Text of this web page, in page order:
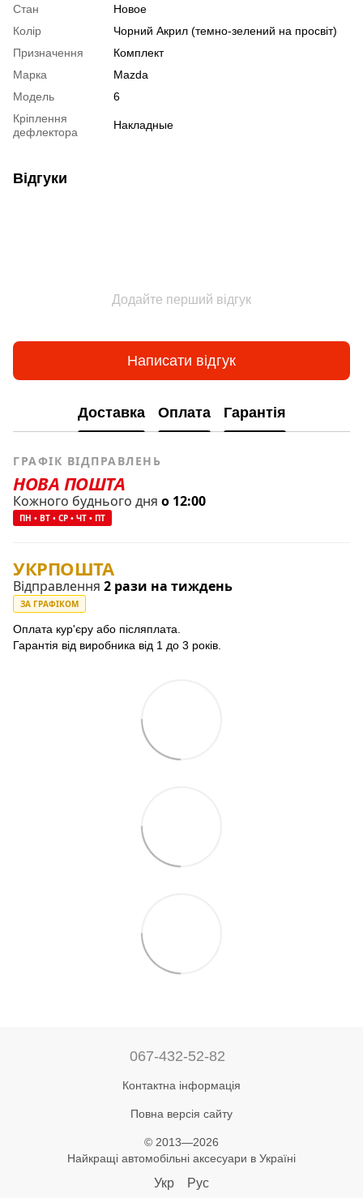
Стан
Новое
Колір
Чорний Акрил (темно-зелений на просвіт)
Призначення
Комплект
Марка
Mazda
Модель
6
Кріплення
дефлектора
Накладные
Відгуки
Додайте перший відгук
Написати відгук
Доставка Оплата Гарантія
ГРАФІК ВІДПРАВЛЕНЬ
НОВА ПОШТА
Кожного буднього дня о 12:00
ПН • ВТ • СР • ЧТ • ПТ
УКРПОШТА
Відправлення 2 рази на тиждень
ЗА ГРАФІКОМ
Оплата кур'єру або післяплата.
Гарантія від виробника від 1 до 3 років.
067-432-52-82
Контактна інформація
Повна версія сайту
© 2013—2026
Найкращі автомобільні аксесуари в Україні
Укр Рус